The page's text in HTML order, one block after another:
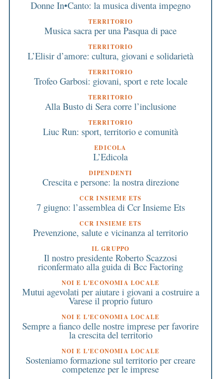
Donne In•Canto: la musica diventa impegno
TERRITORIO
Musica sacra per una Pasqua di pace
TERRITORIO
L’Elisir d’amore: cultura, giovani e solidarietà
TERRITORIO
Trofeo Garbosi: giovani, sport e rete locale
TERRITORIO
Alla Busto di Sera corre l’inclusione
TERRITORIO
Liuc Run: sport, territorio e comunità
EDICOLA
L’Edicola
DIPENDENTI
Crescita e persone: la nostra direzione
CCR INSIEME ETS
7 giugno: l’assemblea di Ccr Insieme Ets
CCR INSIEME ETS
Prevenzione, salute e vicinanza al territorio
IL GRUPPO
Il nostro presidente Roberto Scazzosi
riconfermato alla guida di Bcc Factoring
NOI E L'ECONOMIA LOCALE
Mutui agevolati per aiutare i giovani a costruire a
Varese il proprio futuro
NOI E L'ECONOMIA LOCALE
Sempre a fianco delle nostre imprese per favorire
la crescita del territorio
NOI E L'ECONOMIA LOCALE
Sosteniamo formazione sul territorio per creare
competenze per le imprese